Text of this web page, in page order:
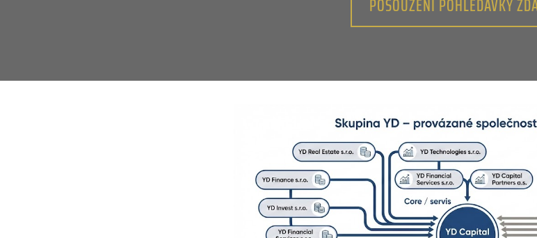
POSOUZENÍ POHLEDÁVKY